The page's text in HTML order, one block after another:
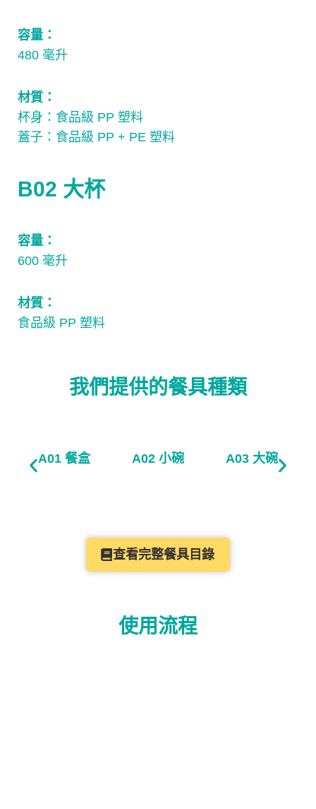
容量：
480 毫升
材質：
杯身：食品級 PP 塑料
蓋子：食品級 PP + PE 塑料
B02 大杯
容量：
600 毫升
材質：
食品級 PP 塑料
我們提供的餐具種類
A01 餐盒​ A02 小碗​ A03 大碗
查看完整餐具目錄
使用流程